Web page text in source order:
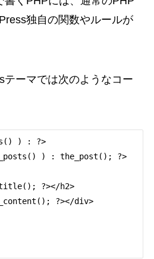
独自の関数やルールが
テーマでは次のようなコー
) : ?>